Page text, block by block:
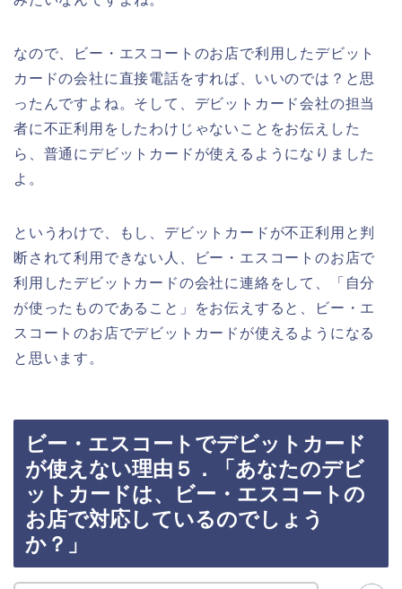
なので、ビー・エスコートのお店で利用したデビット
カードの会社に直接電話をすれば、いいのでは？と思
ったんですよね。そして、デビットカード会社の担当
者に不正利用をしたわけじゃないことをお伝えした
ら、普通にデビットカードが使えるようになりました
よ。
というわけで、もし、デビットカードが不正利用と判
断されて利用できない人、ビー・エスコートのお店で
利用したデビットカードの会社に連絡をして、「自分
が使ったものであること」をお伝えすると、ビー・エ
スコートのお店でデビットカードが使えるようになる
と思います。
ビー・エスコートでデビットカード
が使えない理由５．「あなたのデビ
ットカードは、ビー・エスコートの
お店で対応しているのでしょう
か？」